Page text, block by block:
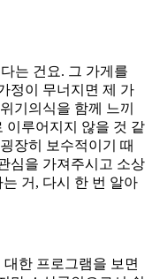
는 건요. 그 가게를
정이 무너지면 제 가
기의식을 함께 느끼
이루어지지 않을 것 같
장히 보수적이기 때
심을 가져주시고 소상
거 , 다시 한 번 알아
한 프로그램을 보면